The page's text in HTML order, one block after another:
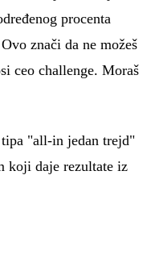
procenta
znači da ne možeš
ceo challenge. Moraš
"all-in jedan trejd"
koji daje rezultate iz